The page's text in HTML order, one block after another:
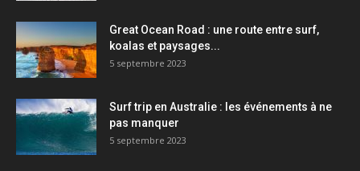
Great Ocean Road : une route entre surf,
koalas et paysages...
5 septembre 2023
Surf trip en Australie : les événements à ne
pas manquer
5 septembre 2023